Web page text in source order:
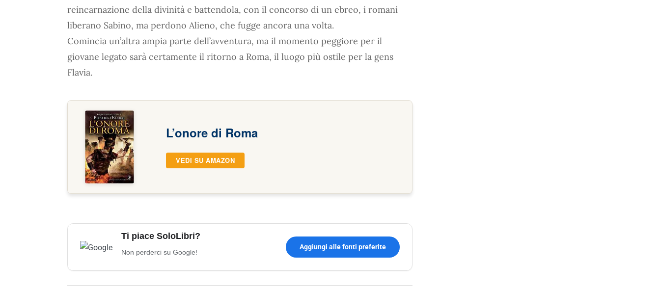
reincarnazione della divinità e battendola, con il concorso di un ebreo, i romani
liberano Sabino, ma perdono Alieno, che fugge ancora una volta.
Comincia un’altra ampia parte dell’avventura, ma il momento peggiore per il
giovane legato sarà certamente il ritorno a Roma, il luogo più ostile per la gens
Flavia.
L’onore di Roma
VEDI SU AMAZON
Ti piace SoloLibri?
Non perderci su Google!
Aggiungi alle fonti preferite